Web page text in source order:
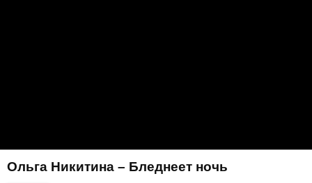
Ольга Никитина – Бледнеет ночь